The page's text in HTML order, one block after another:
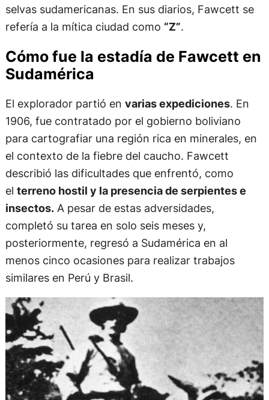
selvas sudamericanas. En sus diarios, Fawcett se
refería a la mítica ciudad como “Z”.
Cómo fue la estadía de Fawcett en
Sudamérica
El explorador partió en varias expediciones. En
1906, fue contratado por el gobierno boliviano
para cartografiar una región rica en minerales, en
el contexto de la fiebre del caucho. Fawcett
describió las dificultades que enfrentó, como
el terreno hostil y la presencia de serpientes e
insectos.A pesar de estas adversidades,
completó su tarea en solo seis meses y,
posteriormente, regresó a Sudamérica en al
menos cinco ocasiones para realizar trabajos
similares en Perú y Brasil.